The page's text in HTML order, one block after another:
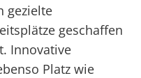
gezielte
geschaffen
Innovative
Platz wie